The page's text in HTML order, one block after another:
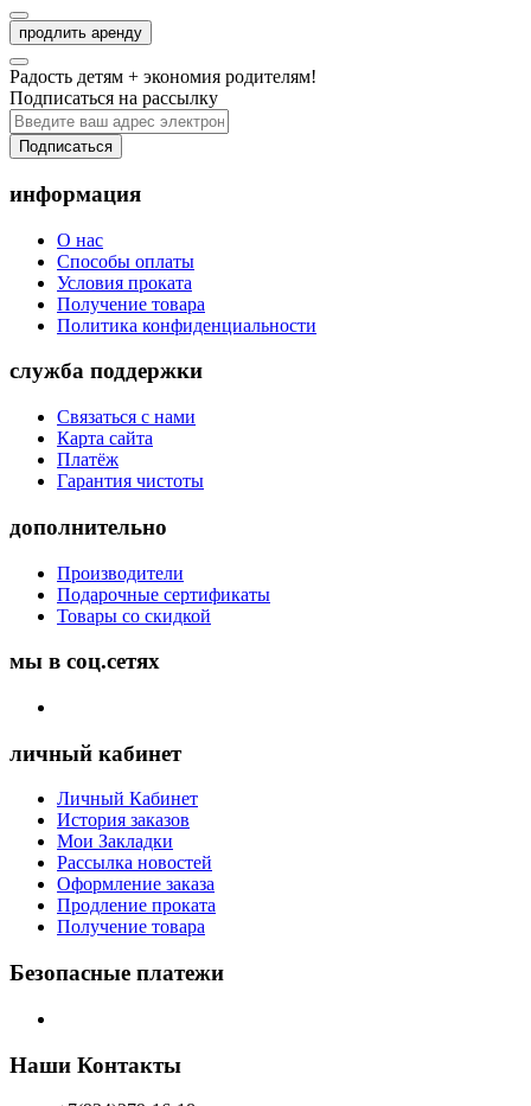
продлить аренду
Радость детям + экономия родителям!
Подписаться на рассылку
Подписаться
информация
О нас
Способы оплаты
Условия проката
Получение товара
Политика конфиденциальности
служба поддержки
Связаться с нами
Карта сайта
Платёж
Гарантия чистоты
дополнительно
Производители
Подарочные сертификаты
Товары со скидкой
мы в соц.сетях
личный кабинет
Личный Кабинет
История заказов
Мои Закладки
Рассылка новостей
Оформление заказа
Продление проката
Получение товара
Безопасные платежи
Наши Контакты